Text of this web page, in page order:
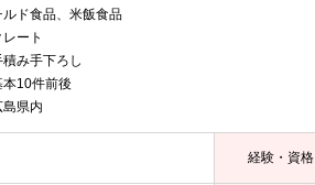
食品、米飯食品
ート
み手下ろし
件前後
県内
経験・資格